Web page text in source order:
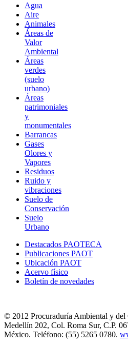
Agua
Aire
Animales
Áreas de
Valor
Ambiental
Áreas
verdes
(suelo
urbano)
Áreas
patrimoniales
y
monumentales
Barrancas
Gases
Olores y
Vapores
Residuos
Ruido y
vibraciones
Suelo de
Conservación
Suelo
Urbano
Destacados PAOTECA
Publicaciones PAOT
Ubicación PAOT
Acervo físico
Boletín de novedades
© 2012 Procuraduría Ambiental y del
Medellín 202, Col. Roma Sur, C.P.
México. Teléfono: (55) 5265 0780.